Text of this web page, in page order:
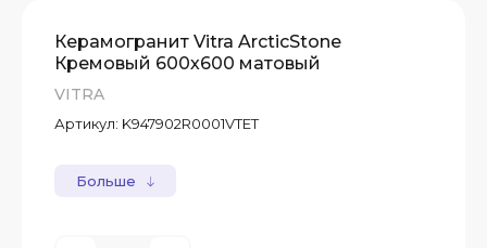
Керамогранит Vitra ArcticStone
Кремовый 600х600 матовый
VITRA
Артикул: K947902R0001VTET
Больше